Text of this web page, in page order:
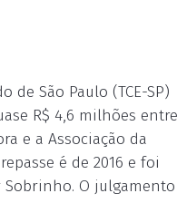
de São Paulo (TCE-SP)
R$ 4,6 milhões entre
e a Associação da
é de 2016 e foi
O julgamento